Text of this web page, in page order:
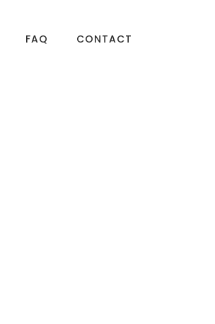
FAQ CONTACT